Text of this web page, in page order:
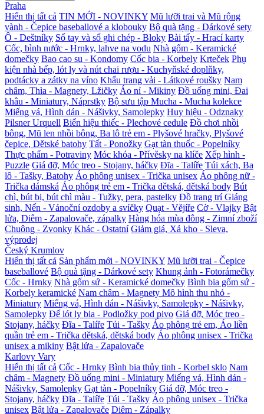
Praha
Hiển thị tất cả TIN MỚI - NOVINKY Mũ lưỡi trai và Mũ rộng
vành - Čepice baseballové a klobouky Bộ quà tặng - Dárkové sety
Ô - Deštníky Sổ tay và sổ ghi chép - Bloky Bài tẩy - Hrací karty
Cốc, bình nước - Hrnky, lahve na vodu Nhà gốm - Keramické
domečky Bao cao su - Kondomy Cốc bia - Korbely Krteček Phụ
kiện nhà bếp, lót ly và nút chai rượu - Kuchyňské doplňky,
podtácky a zátky na víno Khẩu trang vải - Látkové roušky Nam
châm, Thìa - Magnety, Lžičky Áo nỉ - Mikiny Đồ uống mini, Đai
khâu - Miniatury, Náprstky Bộ sưu tập Mucha - Mucha kolekce
Miếng vá, Hình dán - Nášivky, Samolepky Huy hiệu - Odznaky
Pilsner Urquell Biển hiệu thiếc - Plechové cedule Đồ chơi nhồi
bông, Mũ len nhồi bông, Ba lô trẻ em - Plyšové hračky, Plyšové
čepice, Dětské batohy Tất - Ponožky Gạt tàn thuốc - Popelníky
Thực phẩm - Potraviny Móc khóa - Přívěsky na klíče Xếp hình -
Puzzle Giá đỡ, Móc treo - Stojany, háčky Đĩa - Talíře Túi xách, Ba
lô - Tašky, Batohy Áo phông unisex - Trička unisex Áo phông nữ -
Trička dámská Áo phông trẻ em - Trička dětská, dětská body Bút
chì, bút bi, bút chì màu - Tužky, pera, pastelky Đồ trang trí Giáng
sinh, Nến - Vánoční ozdoby a svíčky Quạt - Vějíře Cờ - Vlajky Bật
lửa, Diêm - Zapalovače, zápalky Hàng hóa mùa đông - Zimní zboží
Chuông - Zvonky Khác - Ostatní Giảm giá, Xả kho - Sleva,
výprodej
Český Krumlov
Hiển thị tất cả Sản phẩm mới - NOVINKY Mũ lưỡi trai - Čepice
baseballové Bộ quà tặng - Dárkové sety Khung ảnh - Fotorámečky
Cốc - Hrnky Nhà gốm sứ - Keramické domečky Bình bia gốm sứ -
Korbely keramické Nam châm - Magnety Mô hình thu nhỏ -
Miniatury Miếng vá, Hình dán - Nášivky, Samolepky - Nášivky,
Samolepky Đế lót ly bia - Podložky pod pivo Giá đỡ, Móc treo -
Stojany, háčky Đĩa - Talíře Túi - Tašky Áo phông trẻ em, Áo liền
quần trẻ em - Trička dětská, dětská body Áo phông unisex - Trička
unisex a mikiny Bật lửa - Zapalovače
Karlovy Vary
Hiển thị tất cả Cốc - Hrnky Bình bia thủy tinh - Korbel sklo Nam
châm - Magnety Đồ uống mini - Miniatury Miếng vá, Hình dán -
Nášivky, Samolepky Gạt tàn - Popelníky Giá đỡ, Móc treo -
Stojany, háčky Đĩa - Talíře Túi - Tašky Áo phông unisex - Trička
unisex Bật lửa - Zapalovače Diêm - Zápalky